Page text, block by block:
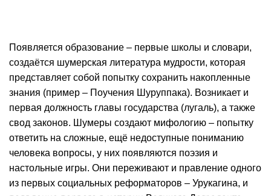
Появляется образование – первые школы и словари,
создаётся шумерская литература мудрости, которая
представляет собой попытку сохранить накопленные
знания (пример – Поучения Шуруппака). Возникает и
первая должность главы государства (лугаль), а также
свод законов. Шумеры создают мифологию – попытку
ответить на сложные, ещё недоступные пониманию
человека вопросы, у них появляются поэзия и
настольные игры. Они переживают и правление одного
из первых социальных реформаторов – Урукагина, и